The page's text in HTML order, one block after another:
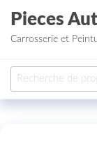
Aller au contenu
Pieces
Carrosserie et
Recherche